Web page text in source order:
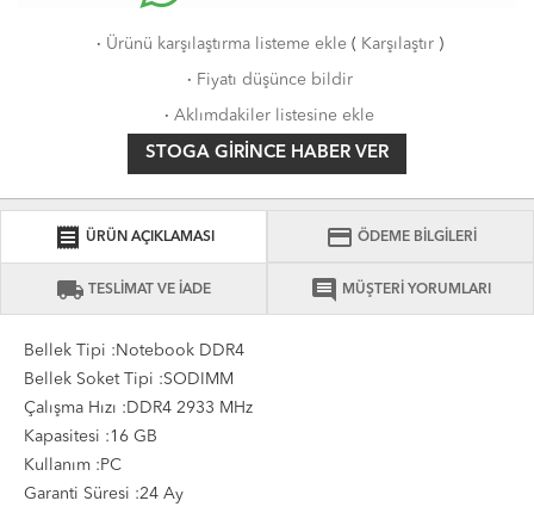
· Ürünü karşılaştırma listeme ekle( Karşılaştır)
· Fiyatı düşünce bildir
· Aklımdakiler listesine ekle
STOGA GIRINCE HABER VER
receipt ÜRÜN AÇIKLAMASI credit_card ÖDEME BİLGİLERİ
local_shipping TESLİMAT VE İADE comment MÜŞTERİ YORUMLARI
Bellek Tipi :Notebook DDR4
Bellek Soket Tipi :SODIMM
Çalışma Hızı :DDR4 2933 MHz
Kapasitesi :16 GB
Kullanım :PC
Garanti Süresi :24 Ay